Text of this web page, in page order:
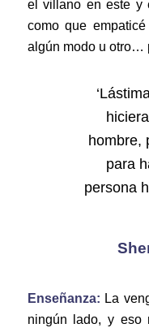
el villano en este y
como que
algún modo u otro…
hombre,
para
persona
Enseñanza: La
ningún lado, y eso